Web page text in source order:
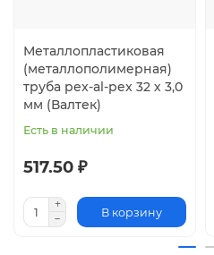
Металлопластиковая
(металлополимерная)
труба pex-al-pex 32 х 3,0
мм (Валтек)
Есть в наличии
517.50 ₽
В корзину